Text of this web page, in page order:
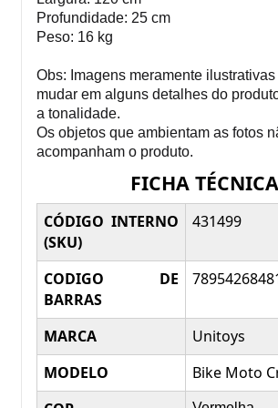
Profundidade: 25 cm
Peso: 16 kg
Obs: Imagens meramente
mudar em alguns detalhes do
a tonalidade.
Os objetos que ambientam as fotos
acompanham o produto.
FICHA TÉCNICA
CÓDIGO INTERNO
(SKU)
431499
CODIGO DE
BARRAS
MARCA
Unitoys
MODELO
Bike Moto